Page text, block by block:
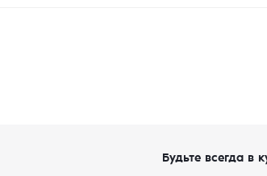
Будьте всегда в